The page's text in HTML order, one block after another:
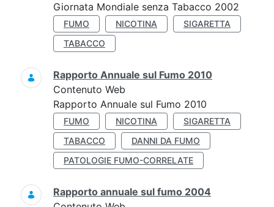
Giornata Mondiale senza Tabacco 2002
FUMO NICOTINA
SIGARETTA
TABACCO
Rapporto Annuale sul Fumo 2010
Contenuto Web
Rapporto Annuale sul Fumo 2010
FUMO NICOTINA
SIGARETTA
TABACCO
DANNI DA FUMO
PATOLOGIE FUMO-CORRELATE
Rapporto annuale sul fumo 2004